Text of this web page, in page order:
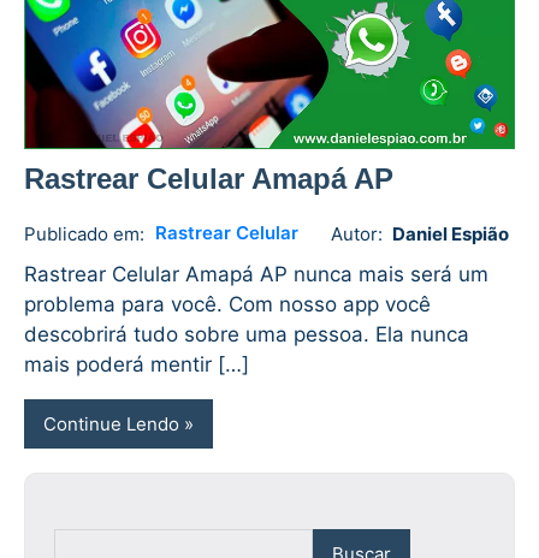
Rastrear Celular Amapá AP
Publicado em: Rastrear Celular Autor: Daniel Espião
Daniel
Espião
No
comments
Rastrear Celular Amapá AP nunca mais será um
problema para você. Com nosso app você
descobrirá tudo sobre uma pessoa. Ela nunca
mais poderá mentir […]
Continue Lendo
Buscar